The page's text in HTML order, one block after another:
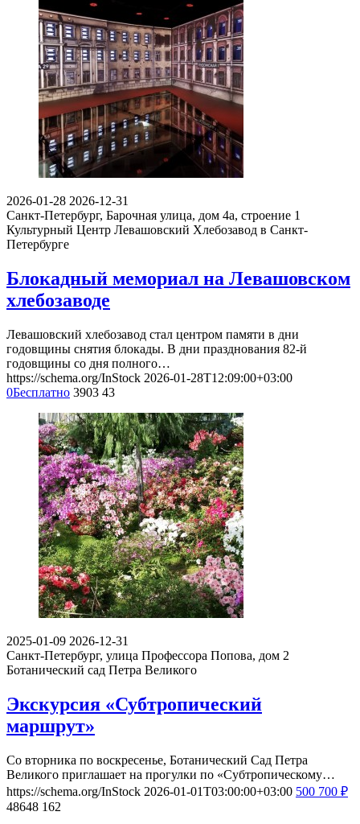
2026-01-28 2026-12-31
Санкт-Петербург, Барочная улица, дом 4а, строение 1
Культурный Центр Левашовский Хлебозавод в Санкт-
Петербурге
Блокадный мемориал на Левашовском
хлебозаводе
Левашовский хлебозавод стал центром памяти в дни
годовщины снятия блокады. В дни празднования 82-й
годовщины со дня полного…
https://schema.org/InStock 2026-01-28T12:09:00+03:00
0Бесплатно 3903 43
2025-01-09 2026-12-31
Санкт-Петербург, улица Профессора Попова, дом 2
Ботанический сад Петра Великого
Экскурсия «Субтропический
маршрут»
Со вторника по воскресенье, Ботанический Сад Петра
Великого приглашает на прогулки по «Субтропическому…
https://schema.org/InStock 2026-01-01T03:00:00+03:00 500 700 ₽
48648 162